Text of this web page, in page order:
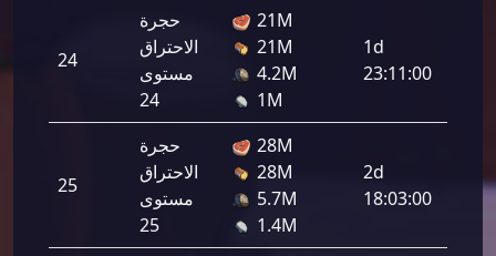
24
حجرة
الاحتراق
مستوى
24
21M
21M
4.2M
1M
1d
23:11:00
25
حجرة
الاحتراق
مستوى
25
28M
28M
5.7M
1.4M
2d
18:03:00